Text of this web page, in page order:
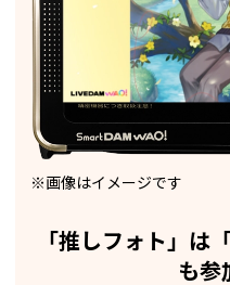
※画像はイメージです
「推しフォト」は
も参